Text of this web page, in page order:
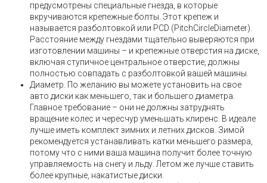
предусмотрены специальные гнезда, в которые
вкручиваются крепежные болты. Этот крепеж и
называется разболтовкой или PCD (PitchCircleDiameter).
Расстояние между гнездами тщательно выверяются при
изготовлении машины – и крепежные отверстия на диске,
включая ступичное центральное отверстие, должны
полностью совпадать с разболтовкой вашей машины.
Диаметр. По желанию вы можете установить на свое
авто диски как меньшего, так и большего диаметра.
Главное требование – они не должны затруднять
вращение колес и чересчур уменьшать клиренс. В идеале
лучше иметь комплект зимних и летних дисков. Зимой
рекомендуется устанавливать катки меньшего размера,
потому что с ними ваша машина получит более точную
управляемость на снегу и льду. Летом же лучше ставить
более крупные, накатистые диски.